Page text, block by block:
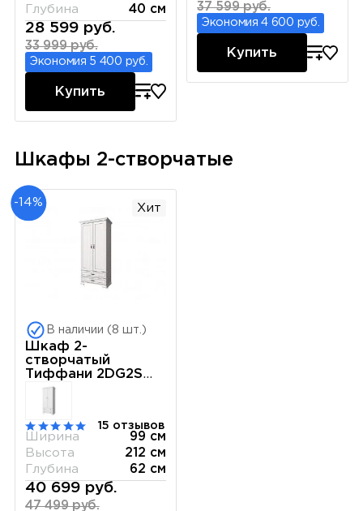
Глубина
40 см
28 599 руб.
33 999 руб.
Экономия 5 400 руб.
Купить
37 599 руб.
Экономия 4 600 руб.
Купить
Шкафы 2-створчатые
-14% Хит
В наличии (8 шт.)
Шкаф 2-
створчатый
Тиффани 2DG2S
вудлайн кремовый
15 отзывов
Ширина
99 см
Высота
212 см
Глубина
62 см
40 699 руб.
47 499 руб.